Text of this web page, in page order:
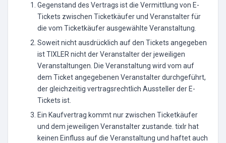
Gegenstand des Vertrags ist die Vermittlung von E-
Tickets zwischen Ticketkäufer und Veranstalter für
die vom Ticketkäufer ausgewählte Veranstaltung.
Soweit nicht ausdrücklich auf den Tickets angegeben
ist TIXLER nicht der Veranstalter der jeweiligen
Veranstaltungen. Die Veranstaltung wird vom auf
dem Ticket angegebenen Veranstalter durchgeführt,
der gleichzeitig vertragsrechtlich Aussteller der E-
Tickets ist.
Ein Kaufvertrag kommt nur zwischen Ticketkäufer
und dem jeweiligen Veranstalter zustande. tixlr hat
keinen Einfluss auf die Veranstaltung und haftet auch